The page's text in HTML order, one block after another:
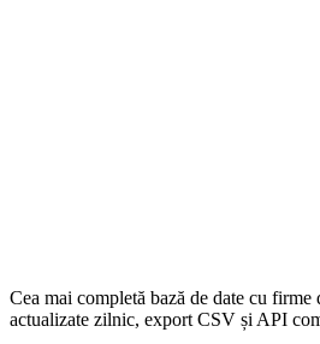
Cea mai completă bază de date cu
actualizate zilnic, export CSV și API